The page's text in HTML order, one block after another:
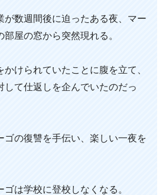
が数週間後に迫ったある夜、マー
屋の窓から突然現れる。
けられていたことに腹を立て、
して仕返しを企んでいたのだっ
ゴの復讐を手伝い、楽しい一夜を
は学校に登校しなくなる。